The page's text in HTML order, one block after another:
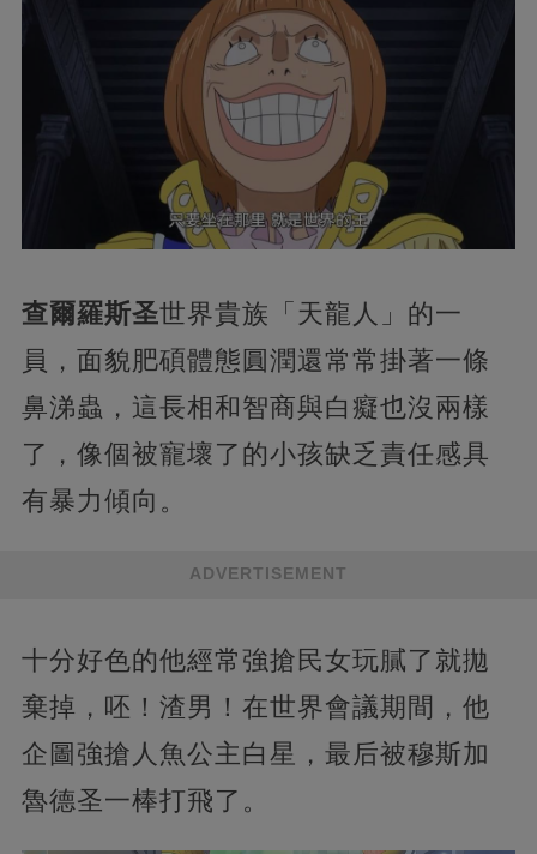
查爾羅斯圣世界貴族「天龍人」的一
員，面貌肥碩體態圓潤還常常掛著一條
鼻涕蟲，這長相和智商與白癡也沒兩樣
了，像個被寵壞了的小孩缺乏責任感具
有暴力傾向。
ADVERTISEMENT
十分好色的他經常強搶民女玩膩了就拋
棄掉，呸！渣男！在世界會議期間，他
企圖強搶人魚公主白星，最后被穆斯加
魯德圣一棒打飛了。